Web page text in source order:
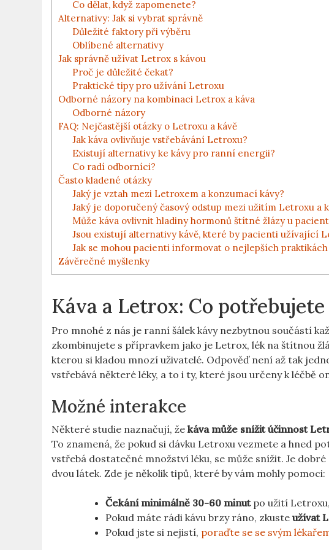
Co dělat, když zapomenete?
Alternativy: Jak si vybrat správně
Důležité faktory při výběru
Oblíbené alternativy
Jak správně užívat Letrox s kávou
Proč je důležité čekat?
Praktické tipy pro užívání Letroxu
Odborné názory na kombinaci Letrox a káva
Odborné názory
FAQ: Nejčastější otázky o Letroxu a kávě
Jak káva ovlivňuje vstřebávání Letroxu?
Existují alternativy ke kávy pro ranní energii?
Co radí odborníci?
Často kladené otázky
Jaký je vztah mezi Letroxem a konzumací kávy?
Jaký je doporučený časový odstup mezi užitím Letroxu a
Může káva ovlivnit hladiny hormonů štítné žlázy u
Jsou existují alternativy kávě, které by pacienti užívající
Jak se mohou pacienti informovat o nejlepších
Závěrečné myšlenky
Káva a Letrox: Co
Pro mnohé z nás je ranní šálek kávy nezbytnou součástí
zkombinujete s přípravkem jako je Letrox, lék na štítnou
kterou si kladou mnozí uživatelé. Odpověď není až tak
vstřebává některé léky, a to i ty, které jsou určeny k léčbě
Možné interakce
Některé studie naznačují, žekáva může snížit účinnost
To znamená, že pokud si dávku Letroxu vezmete a hned
vstřebá dostatečné množství léku, se může snížit. Je
dvou látek. Zde je několik tipů, které by vám mohly pomoci:
Čekání minimálně 30-60 minutpo užití
Pokud máte rádi kávu brzy ráno, zkusteužívat
Pokud jste si nejistí, poraďte se se svým